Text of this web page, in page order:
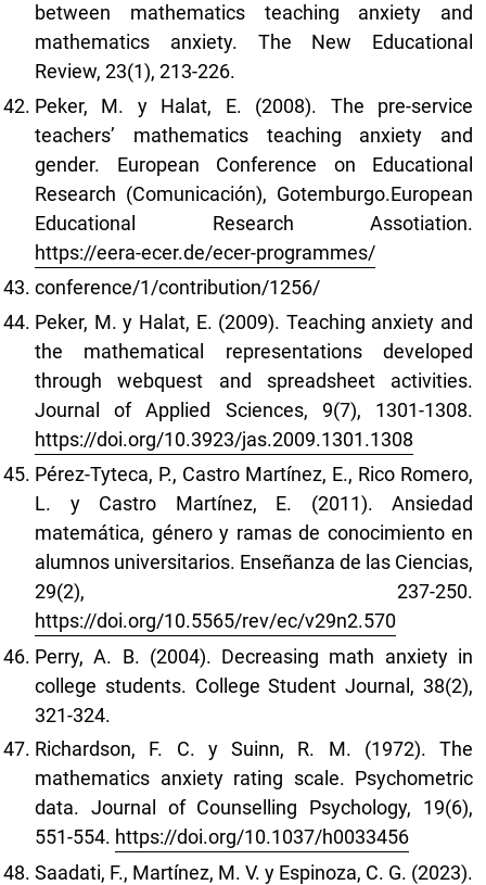
between mathematics teaching anxiety and
mathematics anxiety. The New Educational
Review, 23(1), 213-226.
Peker, M. y Halat, E. (2008). The pre-service
teachers’ mathematics teaching anxiety and
gender. European Conference on Educational
Research (Comunicación), Gotemburgo.European
Educational Research Assotiation.
https://eera-ecer.de/ecer-programmes/
conference/1/contribution/1256/
Peker, M. y Halat, E. (2009). Teaching anxiety and
the mathematical representations developed
through webquest and spreadsheet activities.
Journal of Applied Sciences, 9(7), 1301-1308.
https://doi.org/10.3923/jas.2009.1301.1308
Pérez-Tyteca, P., Castro Martínez, E., Rico Romero,
L. y Castro Martínez, E. (2011). Ansiedad
matemática, género y ramas de conocimiento en
alumnos universitarios. Enseñanza de las Ciencias,
29(2), 237-250.
https://doi.org/10.5565/rev/ec/v29n2.570
Perry, A. B. (2004). Decreasing math anxiety in
college students. College Student Journal, 38(2),
321-324.
Richardson, F. C. y Suinn, R. M. (1972). The
mathematics anxiety rating scale. Psychometric
data. Journal of Counselling Psychology, 19(6),
551-554. https://doi.org/10.1037/h0033456
Saadati, F., Martínez, M. V. y Espinoza, C. G. (2023).